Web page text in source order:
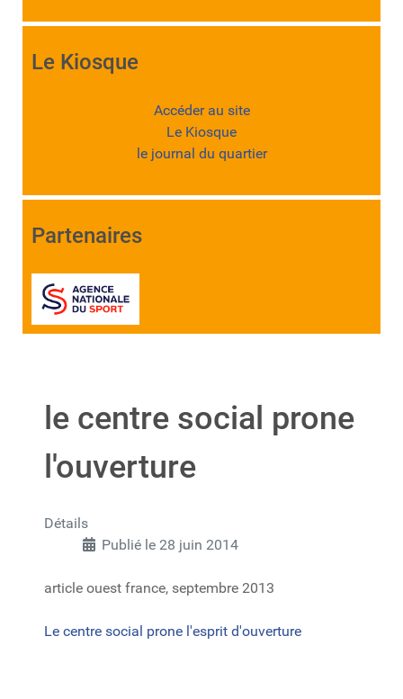
Le Kiosque
Accéder au site
Le Kiosque
le journal du quartier
Partenaires
le centre social prone
l'ouverture
Détails
Publié le 28 juin 2014
article ouest france, septembre 2013
Le centre social prone l'esprit d'ouverture